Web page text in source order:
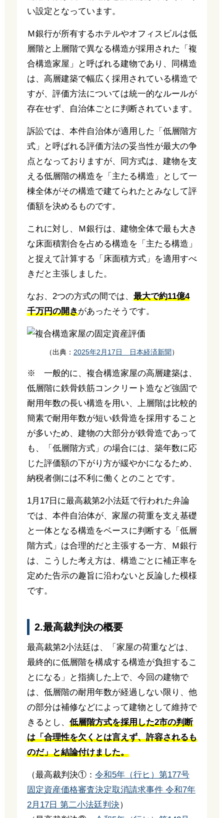
い設定となっています。
Ｍ銀行が所有するホテルやオフィスビルは低
層階と上層階で異なる構造が採用された「複
合構造家屋」と呼ばれる建物であり、同構造
は、高層建築で幅広く採用されている構造で
すが、評価方法については統一的なルールが
存在せず、自治体ごとに判断されています。
訴訟では、本件自治体が適用した「低層階方
式」と呼ばれる評価方法の妥当性が最大の争
点となっておりますが、同方式は、建物を支
える低層階の構造を「主たる構造」として一
棟全体がその構造で建てられたとみなして評
価額を決めるものです。
これに対し、Ｍ銀行は、建物全体で最も大き
な床面積割合を占める構造を「主たる構造」
と捉えて計算する「床面積方式」を適用すべ
きだと主張しました。
なお、2つの方式の間では、 最大で約11億4
千万円の開きがあったそうです。
（出典： 2025年2月17日 日本経済新聞 ）
※ 一般的に、複合構造家屋の高層建築は、
低層階に鉄骨鉄筋コンクリート造など強固で
耐用年数の長い構造を用い、上層階は比較的
簡素で耐用年数が短い鉄骨造を採用すること
が多いため、建物の大部分が鉄骨造であって
も、「低層階方式」の場合には、築年数に応
じた評価額の下がり方が緩やかになるため、
納税者側には不利に働くとのことです。
1月17日に最高裁第2小法廷で行われた弁論
では、本件自治体が、家屋の荷重を支え基礎
と一体となる構造をベースに判断する「低層
階方式」は合理的だと主張する一方、Ｍ銀行
は、こうした考え方は、構造ごとに補正率を
定めた告示の趣旨に沿わないと反論した模様
です。
2.最高裁判決の概要
最高裁第2小法廷は、「家屋の荷重などは、
最終的に低層階を構成する構造が負担するこ
とになる」と指摘した上で、今回の建物で
は、低層階の耐用年数が経過しない限り、他
の部分は補修などによって建物として維持で
きるとし、 低層階方式を採用した2市の判断
は「合理性を欠くとは言えず、許容されるも
のだ」と結論付けました。
（最高裁判決①： 令和5年（行ヒ）第177号
固定資産価格審査決定取消請求事件 令和7年
2月17日 第二小法廷判決）